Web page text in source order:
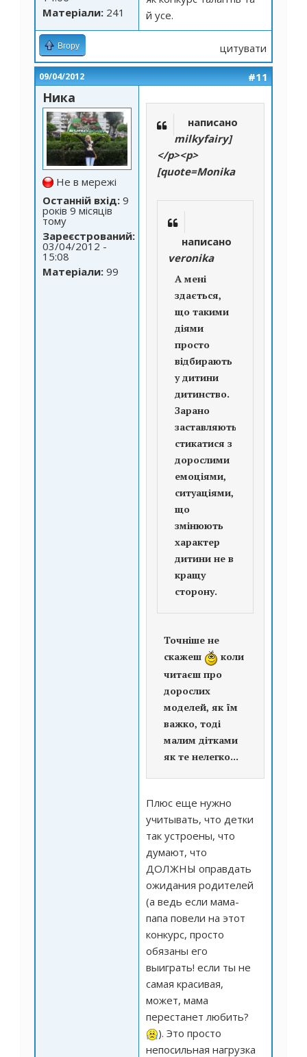
Матеріали: 241
й усе.
Вгору цитувати
09/04/2012 #11
Ника
Не в мережі
Останній вхід: 9
років 9 місяців
тому
Зареєстрований:
03/04/2012 -
15:08
Матеріали: 99
написано
milkyfairy]
</p><p>
[quote=Monika
написано
veronika
А мені
здається,
що такими
діями
просто
відбирають
у дитини
дитинство.
Зарано
заставляють
стикатися з
дорослими
емоціями,
ситуаціями,
що
змінюють
характер
дитини не в
кращу
сторону.
Точніше не
скажеш
коли
читаєш про
дорослих
моделей, як їм
важко, тоді
малим дітками
як те нелегко...
Плюс еще нужно
учитывать, что детки
так устроены, что
думают, что
ДОЛЖНЫ оправдать
ожидания родителей
(а ведь если мама-
папа повели на этот
конкурс, просто
обязаны его
выиграть! если ты не
самая красивая,
может, мама
перестанет любить?
). Это просто
непосильная нагрузка